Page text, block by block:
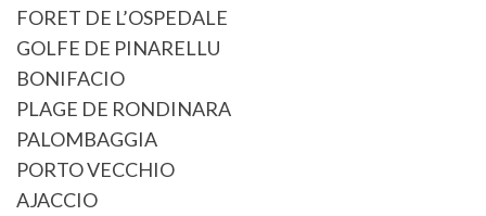
FORET DE L’OSPEDALE
GOLFE DE PINARELLU
BONIFACIO
PLAGE DE RONDINARA
PALOMBAGGIA
PORTO VECCHIO
AJACCIO